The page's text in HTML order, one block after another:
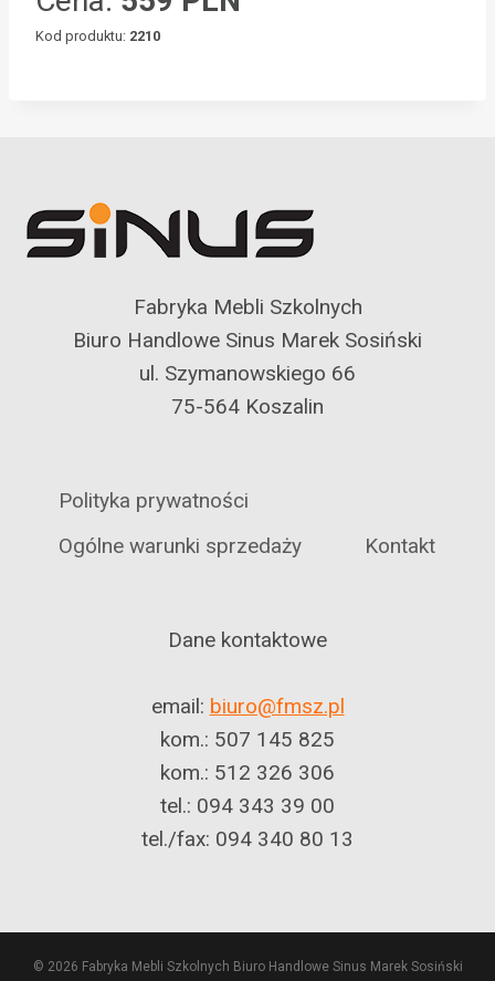
Kod produktu: 2210
Fabryka Mebli Szkolnych
Biuro Handlowe Sinus Marek Sosiński
ul. Szymanowskiego 66
75-564 Koszalin
Polityka prywatności
Ogólne warunki sprzedaży
Kontakt
Dane kontaktowe
email: biuro@fmsz.pl
kom.: 507 145 825
kom.: 512 326 306
tel.: 094 343 39 00
tel./fax: 094 340 80 13
© 2026 Fabryka Mebli Szkolnych Biuro Handlowe Sinus Marek Sosiński